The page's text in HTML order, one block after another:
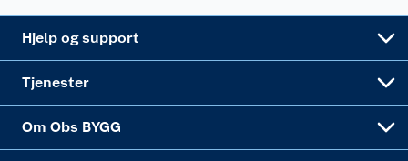
Hjelp og support
Tjenester
Om Obs BYGG